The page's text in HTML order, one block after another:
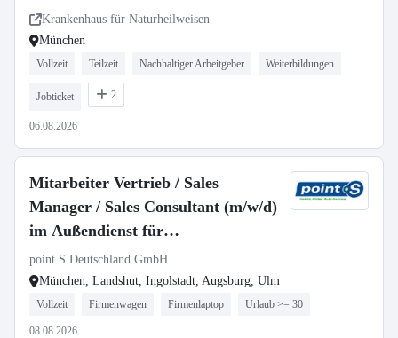
Krankenhaus für Naturheilweisen
München
Vollzeit Teilzeit Nachhaltiger Arbeitgeber Weiterbildungen
Jobticket 2
06.08.2026
Mitarbeiter Vertrieb / Sales
Manager / Sales Consultant (m/w/d)
im Außendienst für
Postleitzahlbereich 8
point S Deutschland GmbH
München, Landshut, Ingolstadt, Augsburg, Ulm
Vollzeit Firmenwagen Firmenlaptop Urlaub >= 30
08.08.2026